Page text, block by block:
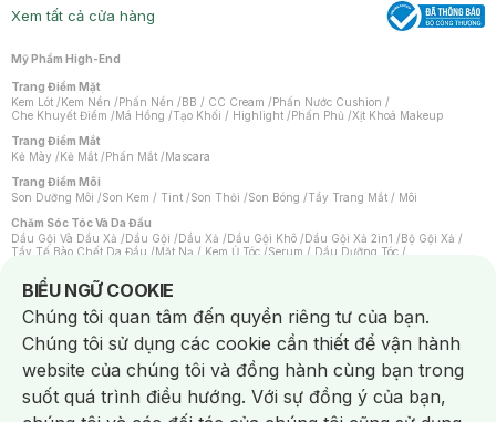
Xem tất cả cửa hàng
Mỹ Phẩm High-End
Trang Điểm Mặt
Kem Lót /Kem Nền /Phấn Nền /BB / CC Cream /Phấn Nước Cushion /
Che Khuyết Điểm /Má Hồng /Tạo Khối / Highlight /Phấn Phủ /Xịt Khoá Makeup
Trang Điểm Mắt
Kẻ Mày /Kẻ Mắt /Phấn Mắt /Mascara
Trang Điểm Môi
Son Dưỡng Môi /Son Kem / Tint /Son Thỏi /Son Bóng /Tẩy Trang Mắt / Môi
Chăm Sóc Tóc Và Da Đầu
Dầu Gội Và Dầu Xả /Dầu Gội /Dầu Xả /Dầu Gội Khô /Dầu Gội Xả 2in1 /Bộ Gội Xả /
Tẩy Tế Bào Chết Da Đầu /Mặt Nạ / Kem Ủ Tóc /Serum / Dầu Dưỡng Tóc /
Máy Sấy Tóc
Lược
Kem Tẩy Lông/Dụng Cụ Tẩy Lông
Nước Hoa
Nước Hoa Nam Nước Hoa Cao Cấp Xịt Thơm Toàn Thân
Nước Hoa Vùng Kín
Chăm Sóc Cá Nhân
Chống Muỗi
Khẩu Trang Máy Massage Mặt Nạ Xông Hơi/Nước Rửa Tay
BIỂU NGỮ COOKIE
Notice about cookies usage
Chúng tôi quan tâm đến quyền riêng tư của bạn.
Chúng tôi sử dụng các cookie cần thiết để vận hành
website của chúng tôi và đồng hành cùng bạn trong
suốt quá trình điều hướng. Với sự đồng ý của bạn,